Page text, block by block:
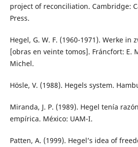
project of reconciliation. Cambridge:
Press.
Hegel, G. W. F. (1960-1971). Werke in
[obras en veinte tomos]. Fráncfort: E.
Michel.
Hösle, V. (1988). Hegels system.
Miranda, J. P. (1989). Hegel tenía
empírica. México: UAM-I.
Patten, A. (1999). Hegel’s idea of